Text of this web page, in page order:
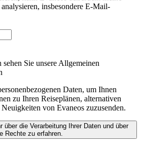
insbesondere E-Mail-
sehen Sie unsere Allgemeinen
Daten, um Ihnen
zu Ihren Reiseplänen, alternativen
von Evaneos zuzusenden.
über die Verarbeitung Ihrer Daten und über
Rechte zu erfahren.